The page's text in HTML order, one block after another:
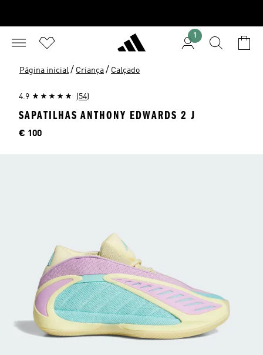
1
Página inicial / Criança / Calçado
4.9 (54)
SAPATILHAS ANTHONY EDWARDS 2 J
Preço
€ 100